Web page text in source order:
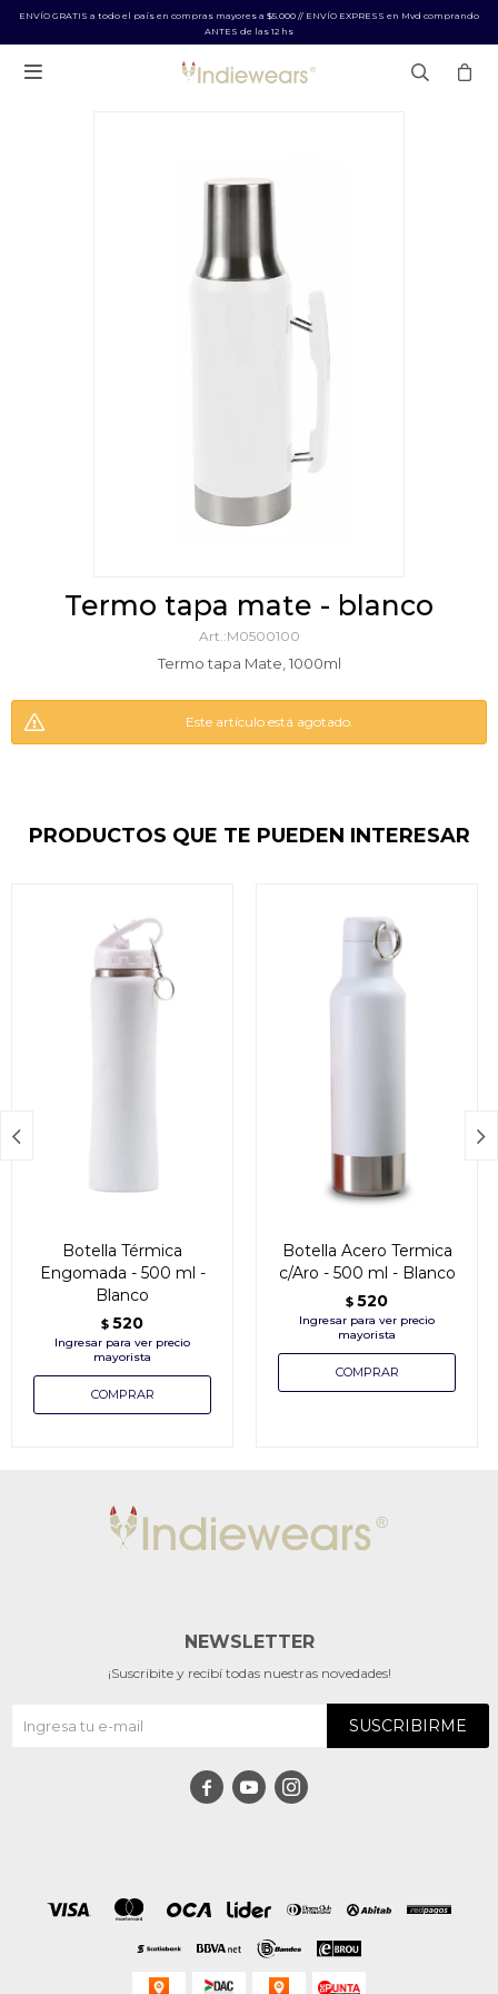
ENVÍO GRATIS a todo el país en compras mayores a $5.000 // ENVÍO EXPRESS en Mvd comprando
ANTES de las 12 hs

termo tapa mate - blanco
M0500100
Termo tapa Mate, 1000ml
Este artículo está agotado.
PRODUCTOS QUE TE PUEDEN INTERESAR
Botella Térmica
Engomada - 500 ml -
Blanco
$ 520
Botella Acero Termica
c/Aro - 500 ml - Blanco
$ 520
 
NEWSLETTER
¡Suscribite y recibí todas nuestras novedades!
SUSCRIBIRME
  